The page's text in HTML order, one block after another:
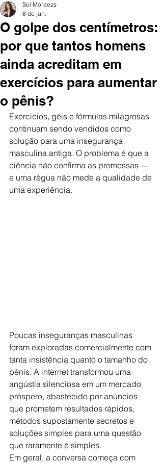
O golpe dos centímetros:
por que tantos homens
ainda acreditam em
exercícios para aumentar
o pênis?
Sol Moraezs
8 de jun.
Exercícios, géis e fórmulas milagrosas
continuam sendo vendidos como
solução para uma insegurança
masculina antiga. O problema é que a
ciência não confirma as promessas —
e uma régua não mede a qualidade de
uma experiência.
Poucas inseguranças masculinas
foram exploradas comercialmente com
tanta insistência quanto o tamanho do
pênis. A internet transformou uma
angústia silenciosa em um mercado
próspero, abastecido por anúncios
que prometem resultados rápidos,
métodos supostamente secretos e
soluções simples para uma questão
que raramente é simples.
Em geral, a conversa começa com